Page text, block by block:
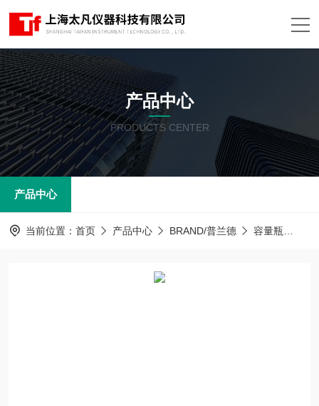
产品中心
PRODUCTS CENTER
产品中心
当前位置： 首页 产品中心 BRAND/普兰德 容量瓶